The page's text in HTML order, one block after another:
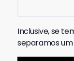
Inclusive, se
separamos